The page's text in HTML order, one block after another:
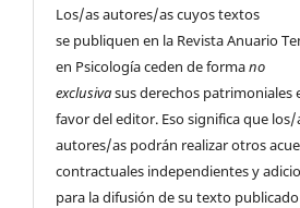
Los/as autores/ascuyos textos
se publiquen en la Revista Anuario
en Psicologíaceden deformano
exclusivasus derechos patrimoniales
favor del editor. Eso significa que los/
autores/as podrán realizar otros
contractuales independientes y
para la difusión de su texto